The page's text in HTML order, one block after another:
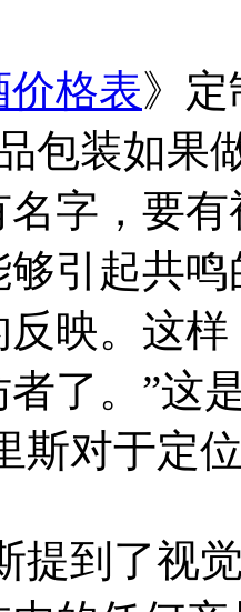
格表》
包装如果
字，要
引起共
映。这
了。”这
斯对于定
到了视觉